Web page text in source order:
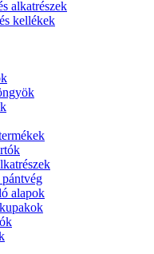
alkatrészek
kellékek
alapok